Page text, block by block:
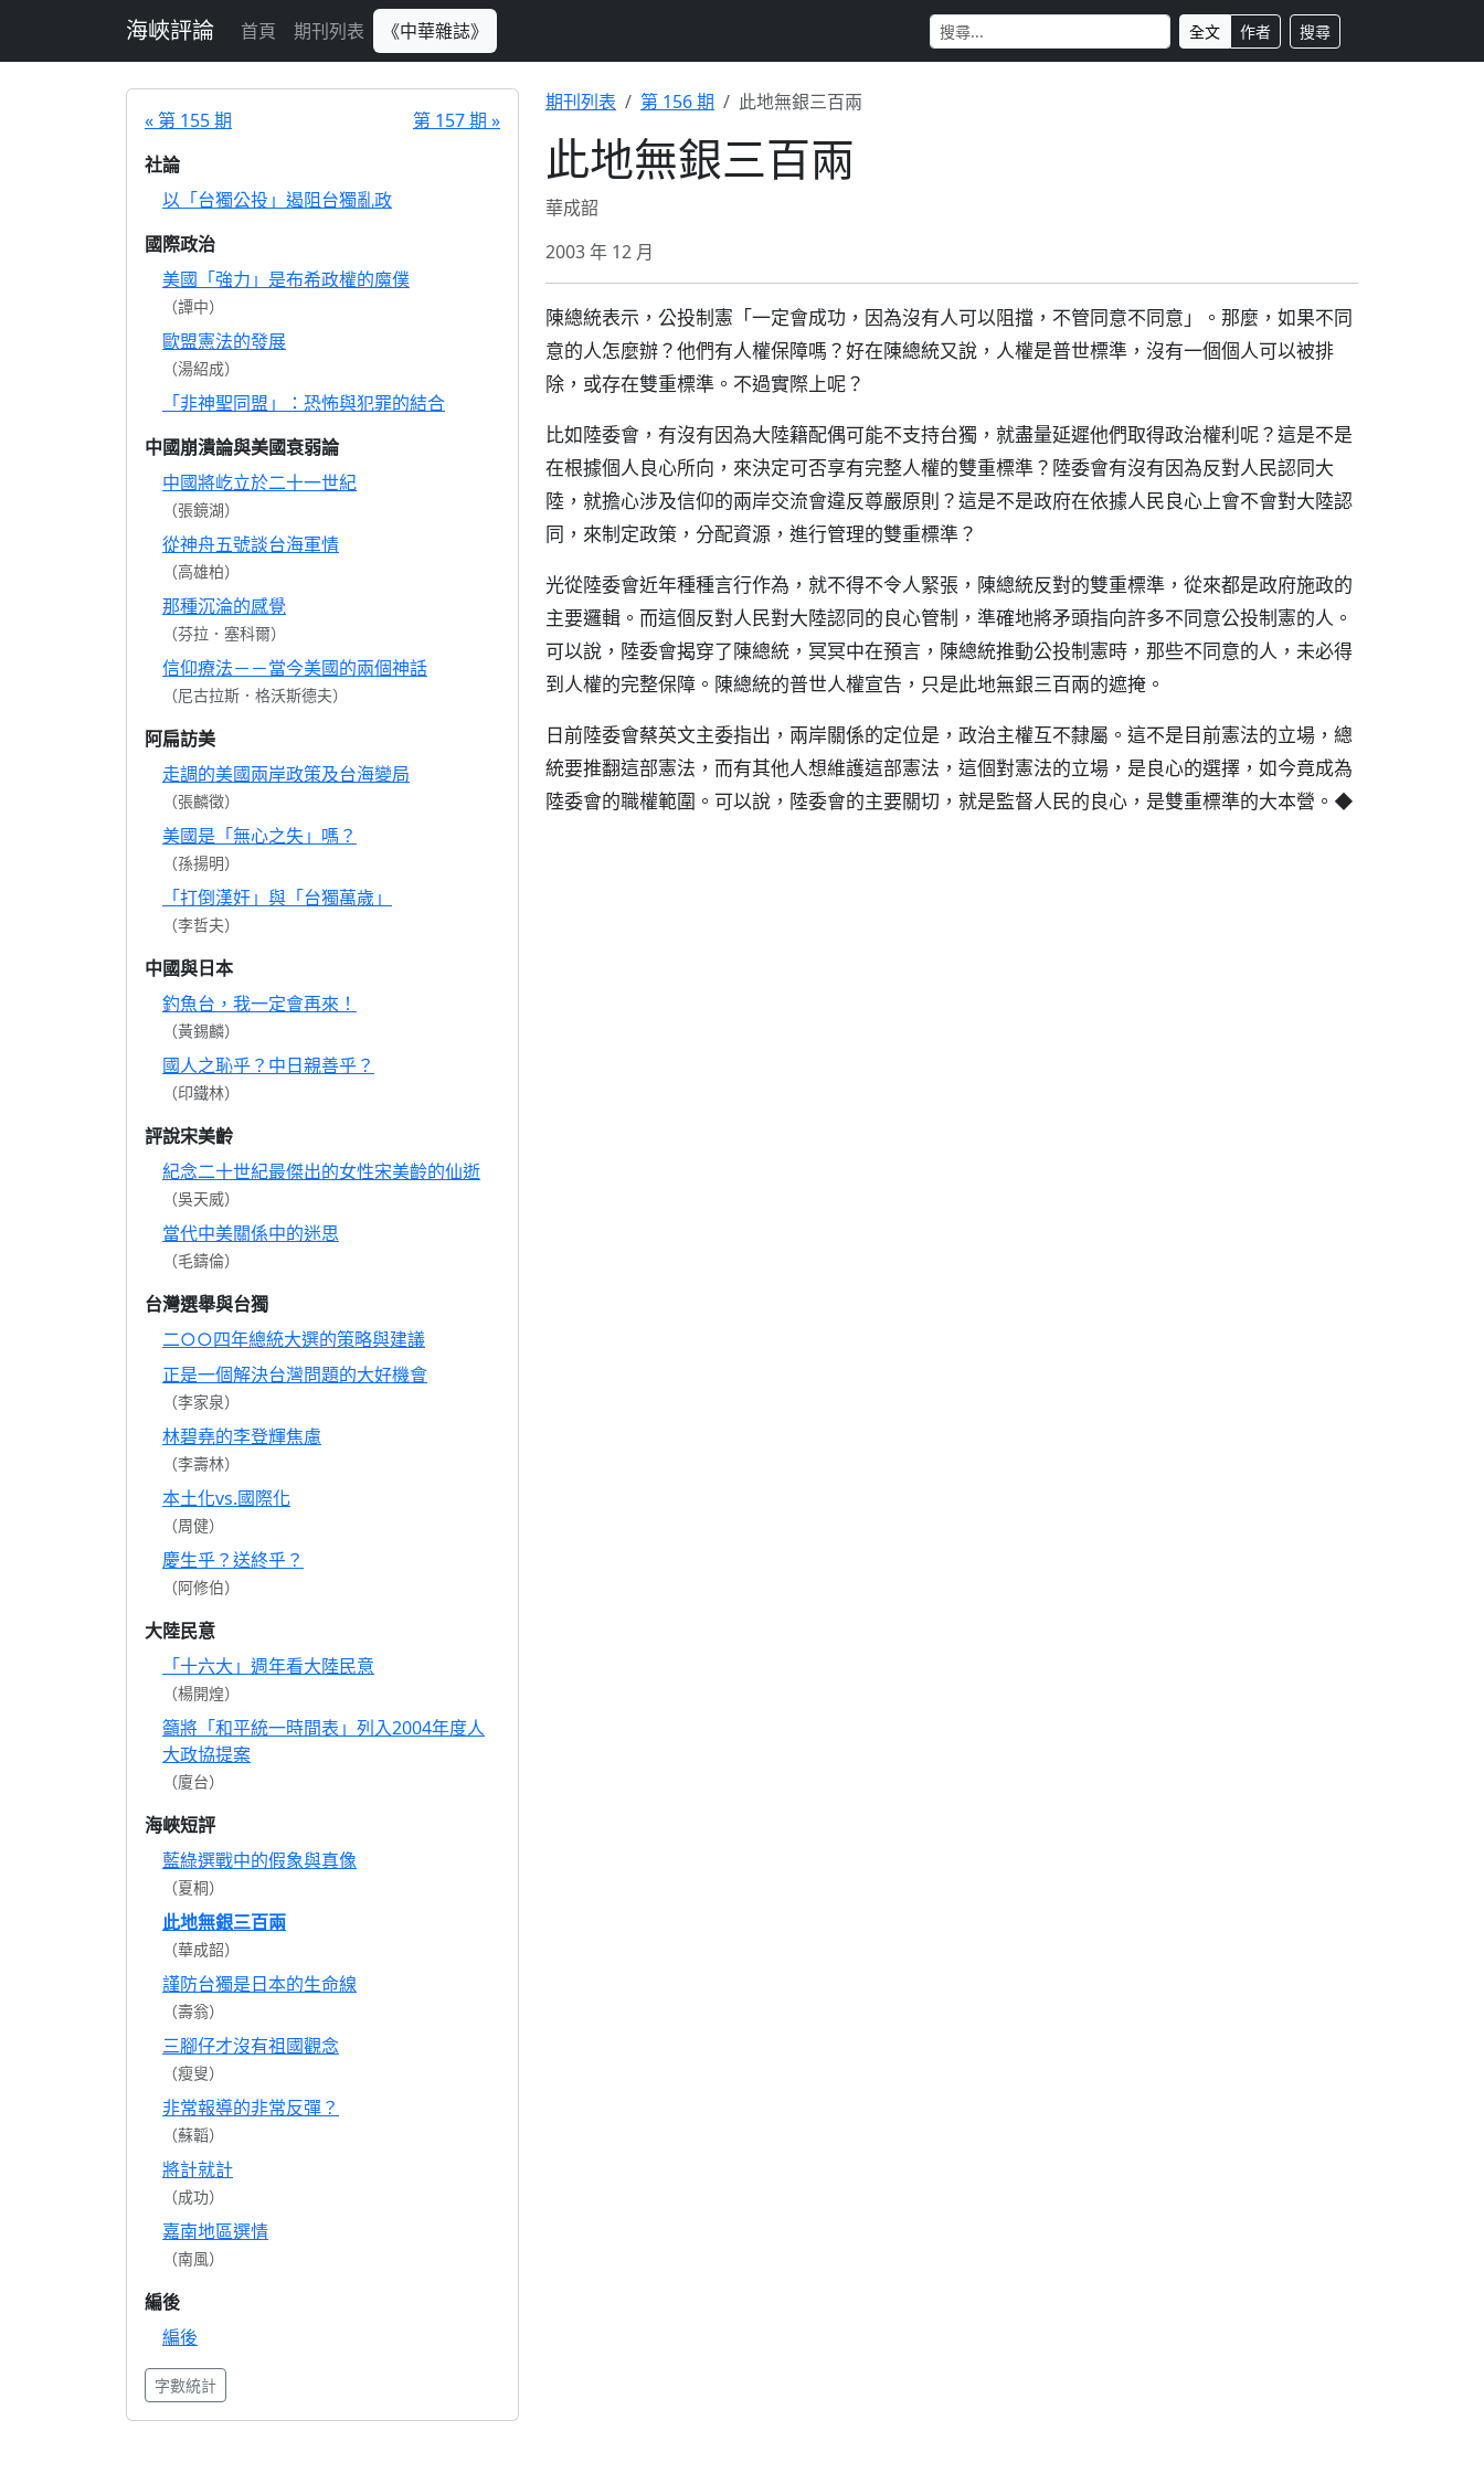
海峽評論 首頁 期刊列表 《中華雜誌》 全文 作者 搜尋
« 第 155 期
第 157 期 »
社論
以「台獨公投」遏阻台獨亂政
國際政治
美國「強力」是布希政權的魔僕
（譚中）
歐盟憲法的發展
（湯紹成）
「非神聖同盟」：恐怖與犯罪的結合
中國崩潰論與美國衰弱論
中國將屹立於二十一世紀
（張鏡湖）
從神舟五號談台海軍情
（高雄柏）
那種沉淪的感覺
（芬拉．塞科爾）
信仰療法－－當今美國的兩個神話
（尼古拉斯．格沃斯德夫）
阿扁訪美
走調的美國兩岸政策及台海變局
（張麟徵）
美國是「無心之失」嗎？
（孫揚明）
「打倒漢奸」與「台獨萬歲」
（李哲夫）
中國與日本
釣魚台，我一定會再來！
（黃錫麟）
國人之恥乎？中日親善乎？
（印鐵林）
評說宋美齡
紀念二十世紀最傑出的女性宋美齡的仙逝
（吳天威）
當代中美關係中的迷思
（毛鑄倫）
台灣選舉與台獨
二○○四年總統大選的策略與建議
正是一個解決台灣問題的大好機會
（李家泉）
林碧堯的李登輝焦慮
（李壽林）
本土化vs.國際化
（周健）
慶生乎？送終乎？
（阿修伯）
大陸民意
「十六大」週年看大陸民意
（楊開煌）
籲將「和平統一時間表」列入2004年度人
大政協提案
（廈台）
海峽短評
藍綠選戰中的假象與真像
（夏桐）
此地無銀三百兩
（華成韶）
謹防台獨是日本的生命線
（壽翁）
三腳仔才沒有祖國觀念
（瘦叟）
非常報導的非常反彈？
（蘇韜）
將計就計
（成功）
嘉南地區選情
（南風）
編後
編後
字數統計
期刊列表 第 156 期 此地無銀三百兩
此地無銀三百兩
華成韶
2003 年 12 月
陳總統表示，公投制憲「一定會成功，因為沒有人可以阻擋，不管同意不同意」。那麼，如果不同
意的人怎麼辦？他們有人權保障嗎？好在陳總統又說，人權是普世標準，沒有一個個人可以被排
除，或存在雙重標準。不過實際上呢？
比如陸委會，有沒有因為大陸籍配偶可能不支持台獨，就盡量延遲他們取得政治權利呢？這是不是
在根據個人良心所向，來決定可否享有完整人權的雙重標準？陸委會有沒有因為反對人民認同大
陸，就擔心涉及信仰的兩岸交流會違反尊嚴原則？這是不是政府在依據人民良心上會不會對大陸認
同，來制定政策，分配資源，進行管理的雙重標準？
光從陸委會近年種種言行作為，就不得不令人緊張，陳總統反對的雙重標準，從來都是政府施政的
主要邏輯。而這個反對人民對大陸認同的良心管制，準確地將矛頭指向許多不同意公投制憲的人。
可以說，陸委會揭穿了陳總統，冥冥中在預言，陳總統推動公投制憲時，那些不同意的人，未必得
到人權的完整保障。陳總統的普世人權宣告，只是此地無銀三百兩的遮掩。
日前陸委會蔡英文主委指出，兩岸關係的定位是，政治主權互不隸屬。這不是目前憲法的立場，總
統要推翻這部憲法，而有其他人想維護這部憲法，這個對憲法的立場，是良心的選擇，如今竟成為
陸委會的職權範圍。可以說，陸委會的主要關切，就是監督人民的良心，是雙重標準的大本營。◆